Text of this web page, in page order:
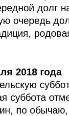
долг
очередь
2018 года
суббота
по